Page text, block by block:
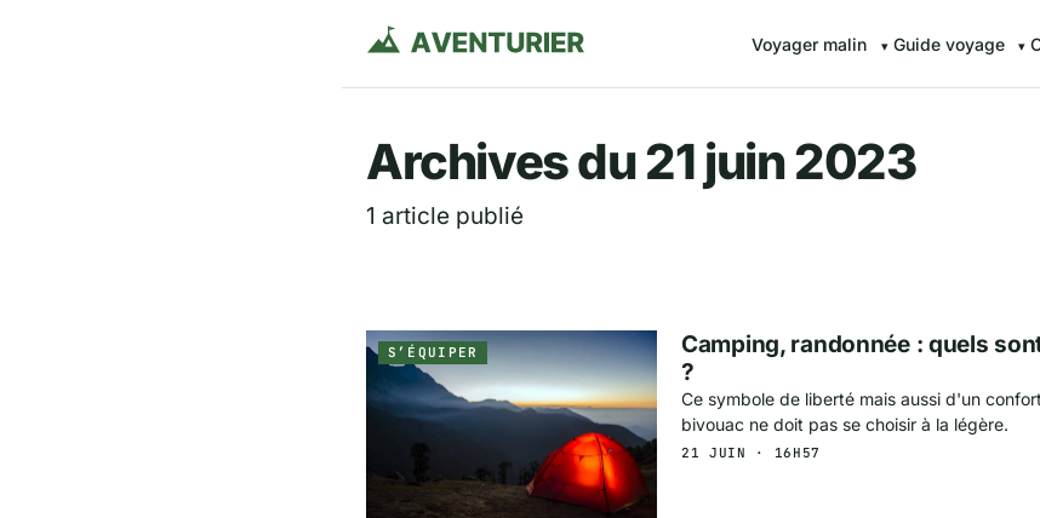
Aventurier.fr — Voyager malin
Voyager malin Guide voyage
Archives du 21 juin 2023
1 article publié
S’ÉQUIPER
Camping, randonnée : quels
?
Ce symbole de liberté mais aussi d'un
bivouac ne doit pas se choisir à la légère.
21 JUIN · 16H57